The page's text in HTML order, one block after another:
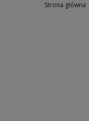
Strona główna